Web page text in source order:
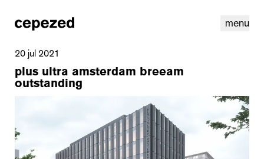
menu
20 jul 2021
plus ultra amsterdam breeam
outstanding